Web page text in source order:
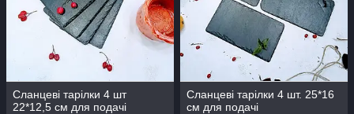
Сланцеві тарілки 4 шт
22*12,5 см для подачі
Сланцеві тарілки 4 шт. 25*16
см для подачі